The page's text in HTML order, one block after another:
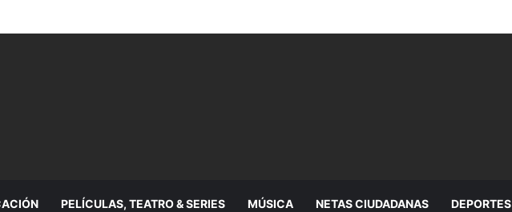
PELÍCULAS, TEATRO & SERIES MÚSICA NETAS CIUDADANAS DEPORTES